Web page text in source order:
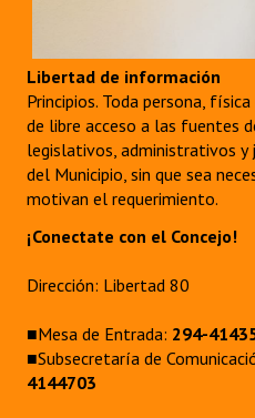
Libertad de información
Principios. Toda persona,
de libre acceso a las fuentes
legislativos, administrativos y
del Municipio, sin que sea
motivan el requerimiento.
¡Conectate con el Concejo!
Dirección: Libertad 80
■Mesa de Entrada: 294-
■Subsecretaría de
4144703